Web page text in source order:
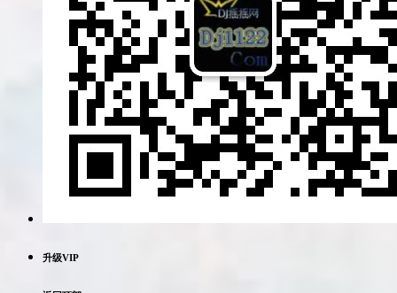
升级VIP